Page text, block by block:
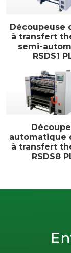
Découpeuse
à transfert
semi-
RSDS1
automatique
à transfert
RSDS8